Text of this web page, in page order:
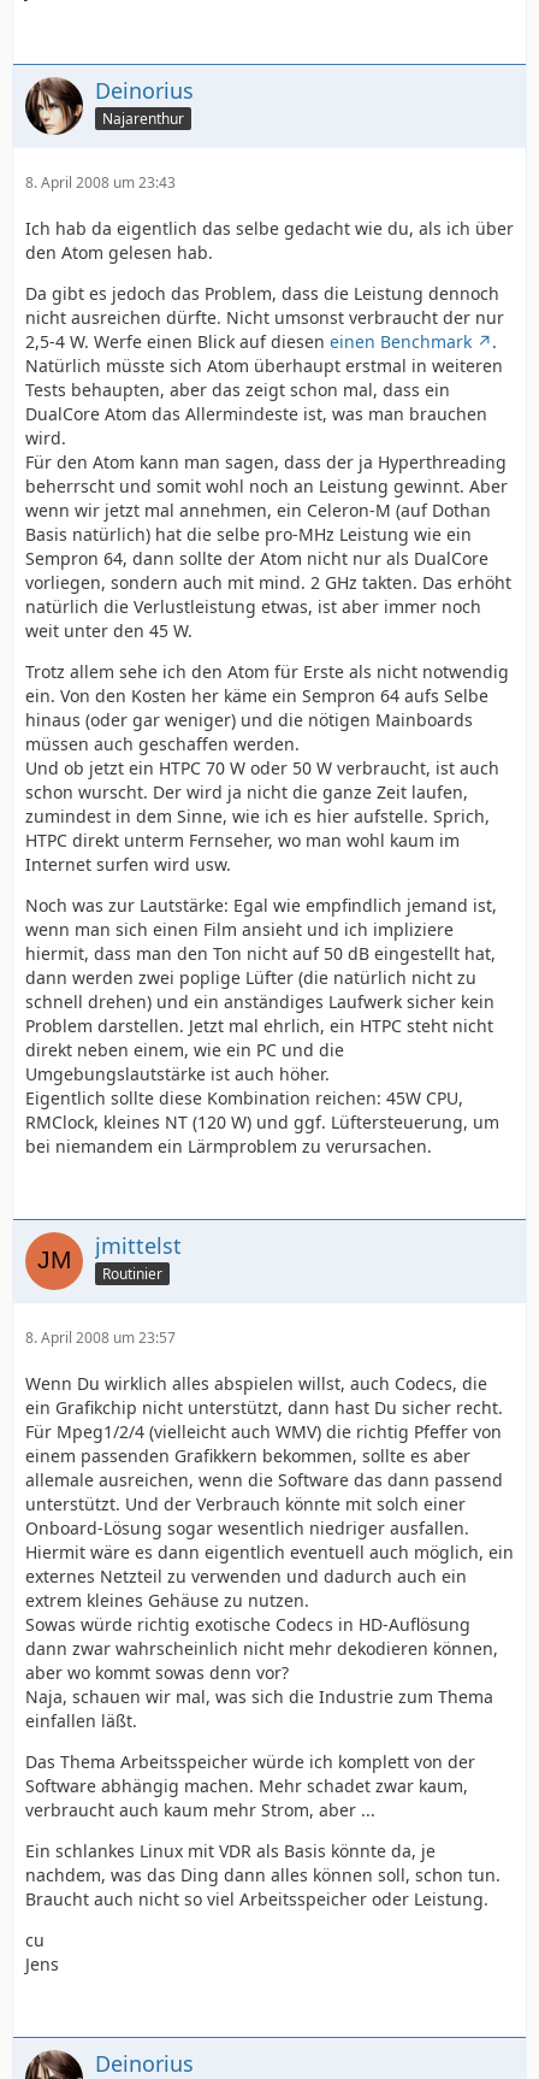
Deinorius
Najarenthur
8. April 2008 um 23:43
Ich hab da eigentlich das selbe gedacht wie du, als ich über
den Atom gelesen hab.
Da gibt es jedoch das Problem, dass die Leistung dennoch
nicht ausreichen dürfte. Nicht umsonst verbraucht der nur
2,5-4 W. Werfe einen Blick auf diesen einen Benchmark
.
Natürlich müsste sich Atom überhaupt erstmal in weiteren
Tests behaupten, aber das zeigt schon mal, dass ein
DualCore Atom das Allermindeste ist, was man brauchen
wird.
Für den Atom kann man sagen, dass der ja Hyperthreading
beherrscht und somit wohl noch an Leistung gewinnt. Aber
wenn wir jetzt mal annehmen, ein Celeron-M (auf Dothan
Basis natürlich) hat die selbe pro-MHz Leistung wie ein
Sempron 64, dann sollte der Atom nicht nur als DualCore
vorliegen, sondern auch mit mind. 2 GHz takten. Das erhöht
natürlich die Verlustleistung etwas, ist aber immer noch
weit unter den 45 W.
Trotz allem sehe ich den Atom für Erste als nicht notwendig
ein. Von den Kosten her käme ein Sempron 64 aufs Selbe
hinaus (oder gar weniger) und die nötigen Mainboards
müssen auch geschaffen werden.
Und ob jetzt ein HTPC 70 W oder 50 W verbraucht, ist auch
schon wurscht. Der wird ja nicht die ganze Zeit laufen,
zumindest in dem Sinne, wie ich es hier aufstelle. Sprich,
HTPC direkt unterm Fernseher, wo man wohl kaum im
Internet surfen wird usw.
Noch was zur Lautstärke: Egal wie empfindlich jemand ist,
wenn man sich einen Film ansieht und ich impliziere
hiermit, dass man den Ton nicht auf 50 dB eingestellt hat,
dann werden zwei poplige Lüfter (die natürlich nicht zu
schnell drehen) und ein anständiges Laufwerk sicher kein
Problem darstellen. Jetzt mal ehrlich, ein HTPC steht nicht
direkt neben einem, wie ein PC und die
Umgebungslautstärke ist auch höher.
Eigentlich sollte diese Kombination reichen: 45W CPU,
RMClock, kleines NT (120 W) und ggf. Lüftersteuerung, um
bei niemandem ein Lärmproblem zu verursachen.
jmittelst
Routinier
8. April 2008 um 23:57
Wenn Du wirklich alles abspielen willst, auch Codecs, die
ein Grafikchip nicht unterstützt, dann hast Du sicher recht.
Für Mpeg1/2/4 (vielleicht auch WMV) die richtig Pfeffer von
einem passenden Grafikkern bekommen, sollte es aber
allemale ausreichen, wenn die Software das dann passend
unterstützt. Und der Verbrauch könnte mit solch einer
Onboard-Lösung sogar wesentlich niedriger ausfallen.
Hiermit wäre es dann eigentlich eventuell auch möglich, ein
externes Netzteil zu verwenden und dadurch auch ein
extrem kleines Gehäuse zu nutzen.
Sowas würde richtig exotische Codecs in HD-Auflösung
dann zwar wahrscheinlich nicht mehr dekodieren können,
aber wo kommt sowas denn vor?
Naja, schauen wir mal, was sich die Industrie zum Thema
einfallen läßt.
Das Thema Arbeitsspeicher würde ich komplett von der
Software abhängig machen. Mehr schadet zwar kaum,
verbraucht auch kaum mehr Strom, aber ...
Ein schlankes Linux mit VDR als Basis könnte da, je
nachdem, was das Ding dann alles können soll, schon tun.
Braucht auch nicht so viel Arbeitsspeicher oder Leistung.
cu
Jens
Deinorius